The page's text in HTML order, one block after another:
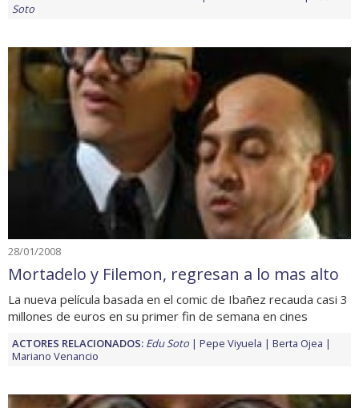
Soto
28/01/2008
Mortadelo y Filemon, regresan a lo mas alto
La nueva película basada en el comic de Ibañez recauda casi 3
millones de euros en su primer fin de semana en cines
ACTORES RELACIONADOS: Edu Soto Pepe Viyuela
Berta Ojea
Mariano Venancio